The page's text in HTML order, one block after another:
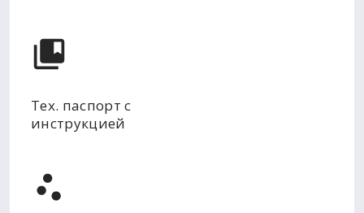
Тех. паспорт с
инструкцией